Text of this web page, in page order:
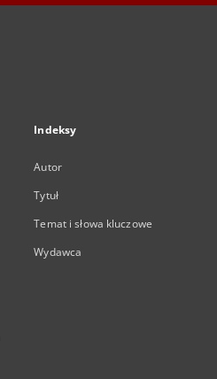
Indeksy
Autor
Tytuł
Temat i słowa kluczowe
Wydawca